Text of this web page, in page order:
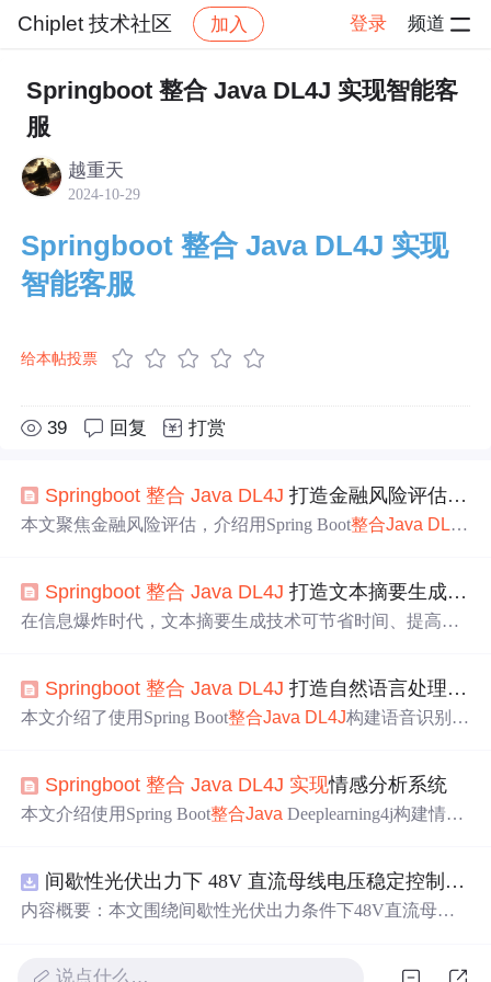
Chiplet 技术社区 加入 登录 频道
社区 Chiplet 技术社区 技术文章 帖子详情
Springboot 整合 Java DL4J 实现智能客
服
越重天
2024-10-29
Springboot 整合 Java DL4J 实现
智能客服
给本帖投票
39 回复 打赏
Springboot 整合 Java DL4J 打造金融风险评估系统
本文聚焦金融风险评估，介绍用Spring Boot整合Java DL4J
赖配置、模型训练、评估与测试，还给出单元测试示例，
为金融科技开发者提供参考。
Springboot 整合 Java DL4J 打造文本摘要生成系统
在信息爆炸时代，文本摘要生成技术可节省时间、提高效
处理、技术实现 、单元测试等内容，还给出预期输出和参
考资料。
Springboot 整合 Java DL4J 打造自然语言处理之语音识别系统
本文介绍了使用Spring Boot整合Java DL4J构建语音识别系
详细讲解了从Maven依赖、数据预处理到模型构建、训
练、预测的技术实现，还进行了单元测试。
Springboot 整合 Java DL4J 实现情感分析系统
本文介绍使用Spring Boot整合Java Deeplearning4j构建情感
技术实现，包括Maven依赖、数据预处理、构建模型、训
练模型和预测情感，最后进行单元测试，助力企业了解用
间歇性光伏出力下 48V 直流母线电压稳定控制及储能双向充放电闭环调控体系研究（Simulink仿真
内容概要：本文围绕间歇性光伏出力条件下48V直流母线
说点什么…